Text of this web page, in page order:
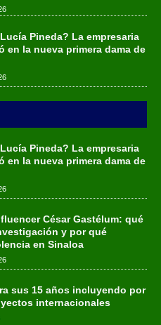
Pineda? La empresaria
en la nueva primera dama de
Pineda? La empresaria
en la nueva primera dama de
César Gastélum: qué
y por qué
en Sinaloa
sus 15 años incluyendo por
internacionales